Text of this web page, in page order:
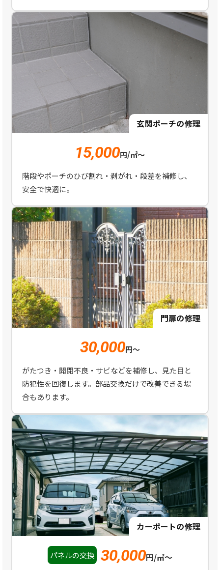
玄関ポーチの修理
15,000円/㎡～
階段やポーチのひび割れ・剥がれ・段差を補修し、
安全で快適に。
門扉の修理
30,000円～
がたつき・開閉不良・サビなどを補修し、見た目と
防犯性を回復します。部品交換だけで改善できる場
合もあります。
カーポートの修理
パネルの交換 30,000円/㎡～